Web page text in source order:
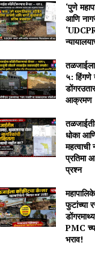
‘पुणे
आणि
५: हिंगणे
आक्रमण
धोका
महत्वाची
प्रतिमा
प्रश्न
फुटांच्या
PMC
भराव!